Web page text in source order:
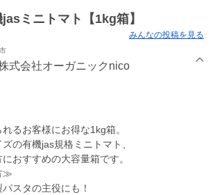
ミニトマト【1kg箱】
みんなの投稿を見る
式会社オーガニックnico
るお客様にお得な1kg箱。
の有機jas規格ミニトマト、
おすすめの大容量箱です。
≫
スタの主役にも！